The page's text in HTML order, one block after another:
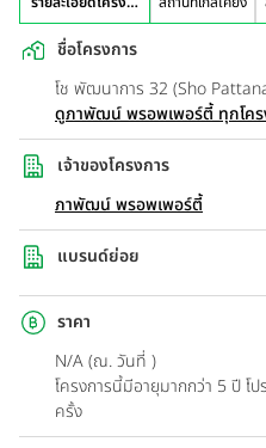
ชื่อโครงการ
โช พัฒนาการ 32 (Sho
ดูภาพัฒน์ พรอพเพอร์ตี้ ทุกโคร
เจ้าของโครงการ
ภาพัฒน์ พรอพเพอร์ตี้
แบรนด์ย่อย
ราคา
N/A (ณ. วันที่ )
โครงการนี้มีอายุมากกว่า 5 ปี โ
ครั้ง